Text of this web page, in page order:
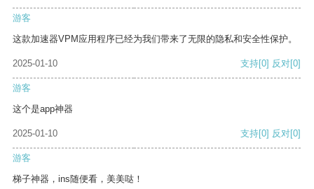
游客
这款加速器VPM应用程序已经为我们带来了无限的隐私和安全性保护。
2025-01-10 支持[0] 反对[0]
游客
这个是app神器
2025-01-10 支持[0] 反对[0]
游客
梯子神器，ins随便看，美美哒！